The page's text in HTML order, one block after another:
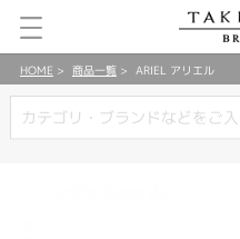
HOME 商品一覧 ARIEL アリエル